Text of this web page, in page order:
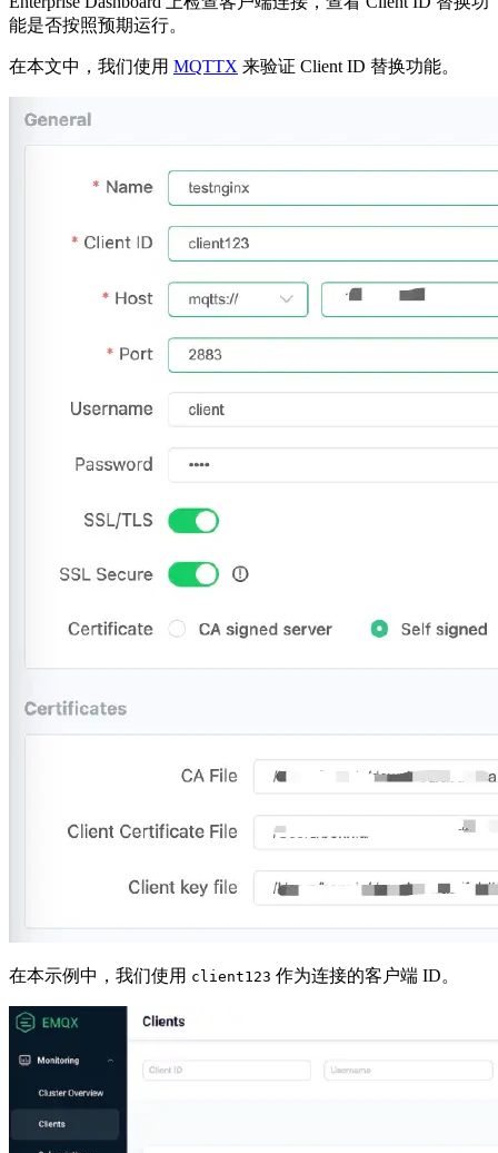
能是否按照预期运行。
在本文中，我们使用 MQTTX 来验证 Client ID 替换功能。
在本示例中，我们使用 client123 作为连接的客户端 ID。